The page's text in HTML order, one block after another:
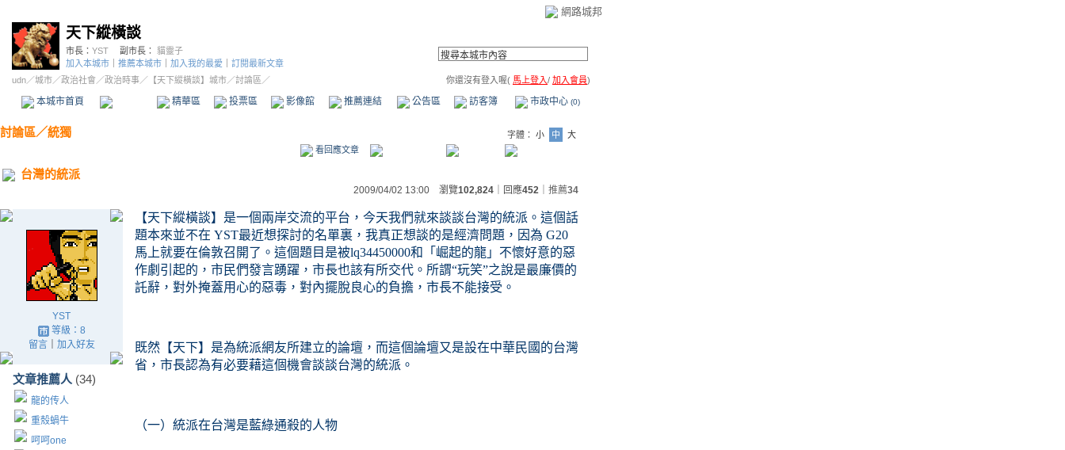
網路城邦
天下縱橫談
市長： YST 副市長： 貓靈子
加入本城市
推薦本城市 加入我的最愛
訂閱最新文章
udn／城市／政治社會 ／政治時事／ 【天下縱橫談】城市／討論區／ 你還沒有登入喔( 馬上登入/ 加入會員)
本城市首頁 精華區 投票區 影像館 推薦連結 公告區 訪客簿 市政中心 (0)
討論區／統獨 字體： 小 中
大
看回應文章
台灣的統派
2009/04/02 13:00 瀏覽102,824 ｜回應452 推薦34
YST
等級：8
留言｜ 加入好友
文章推薦人 (34)
龍的传人
重殼蝸牛
呵呵one
【天下縱橫談】是一個兩岸交流的平台，今天我們就來談談台灣的統派。這個話
題本來並不在 YST最近想探討的名單裏，我真正想談的是經濟問題，因為 G20
馬上就要在倫敦召開了。這個題目是被lq34450000和「崛起的龍」不懷好意的惡
作劇引起的 ，市民們發言踴躍，市長也該有所交代 。所謂“玩笑”之說是最廉價的
託辭，對外掩蓋用心的惡毒，對內擺脫良心的負擔，市長不能接受。
既然【天下】是為統派網友所建立的論壇，而這個論壇又是設在中華民國的台灣
省，市長認為有必要藉這個機會談談台灣的統派。
（一）統派在台灣是藍綠通殺的人物